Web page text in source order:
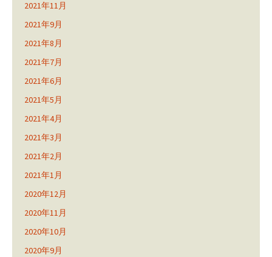
2021年11月
2021年9月
2021年8月
2021年7月
2021年6月
2021年5月
2021年4月
2021年3月
2021年2月
2021年1月
2020年12月
2020年11月
2020年10月
2020年9月